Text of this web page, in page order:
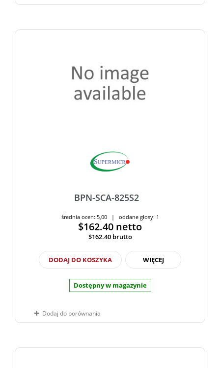
BPN-SCA-825S2
średnia ocen: 5,00 | oddane głosy: 1
$162.40 netto
$162.40 brutto
DODAJ DO KOSZYKA WIĘCEJ
Dostępny w magazynie
Dodaj do porównania